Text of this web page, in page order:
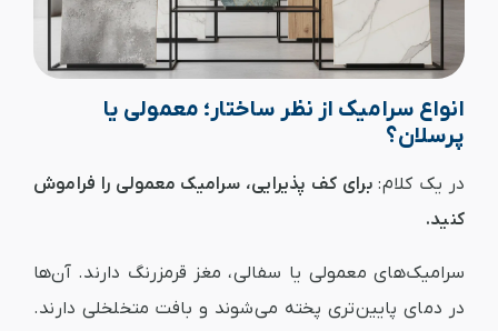
انواع سرامیک از نظر ساختار؛ معمولی یا
پرسلان؟
در یک کلام:برای کف پذیرایی، سرامیک معمولی را فراموش
کنید.
سرامیک‌های معمولی یا سفالی، مغز قرمزرنگ دارند. آن‌ها
در دمای پایین‌تری پخته می‌شوند و بافت متخلخلی دارند.